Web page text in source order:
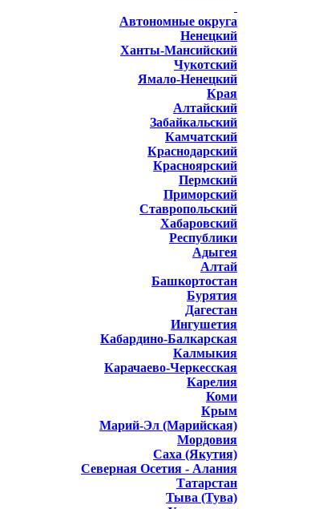
Автономные округа
Ненецкий
Ханты-Мансийский
Чукотский
Ямало-Ненецкий
Края
Алтайский
Забайкальский
Камчатский
Краснодарский
Красноярский
Пермский
Приморский
Ставропольский
Хабаровский
Республики
Адыгея
Алтай
Башкортостан
Бурятия
Дагестан
Ингушетия
Кабардино-Балкарская
Калмыкия
Карачаево-Черкесская
Карелия
Коми
Крым
Марий-Эл (Марийская)
Мордовия
Саха (Якутия)
Северная Осетия - Алания
Татарстан
Тыва (Тува)